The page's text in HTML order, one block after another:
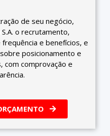
de seu negócio,
o recrutamento,
e benefícios, e
posicionamento e
com comprovação e